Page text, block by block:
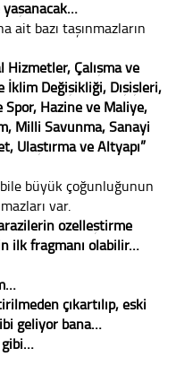
yaşanacak…
ait bazı taşınmazların
Çalışma ve
İklim Değişikliği, Dışişleri,
Hazine ve Maliye,
Milli Savunma, Sanayi
Ulaştırma ve Altyapı”
büyük çoğunluğunun
var.
arazilerin özelleştirme
ilk fragmanı olabilir…
çıkartılıp, eski
geliyor bana…
gibi…